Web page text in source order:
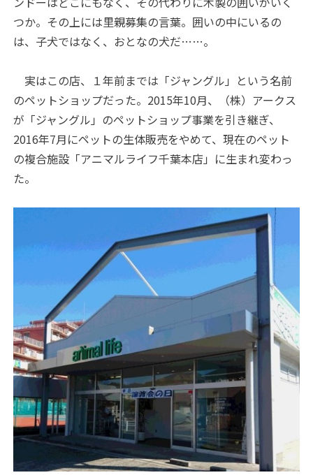
つか。その上には里親募集の言葉。囲いの中にいるの
は、子犬ではなく、おとなの犬だ……。
実はこの店、１年前までは「ジャングル」という名前
のペットショップだった。2015年10月、（株）アークス
が「ジャングル」のペットショップ事業を引き継ぎ、
2016年7月にペットの生体販売をやめて、現在のペット
の複合施設「アニマルライフ千葉本店」に生まれ変わっ
た。